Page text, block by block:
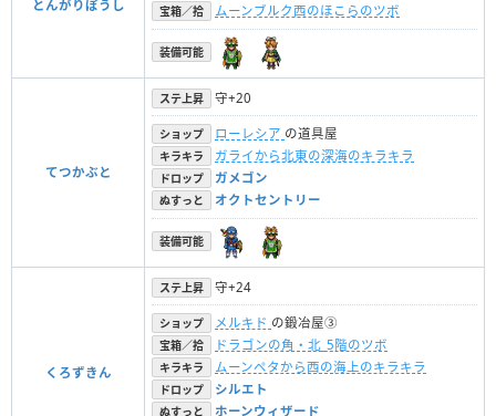
とんがりぼうし 宝箱／拾 ムーンブルク西のほこらのツボ
装備可能
てつかぶと
ステ上昇 守+20
ショップ ローレシア の道具屋
キラキラ ガライから北東の深海のキラキラ
ドロップ ガメゴン
ぬすっと オクトセントリー
装備可能
くろずきん
ステ上昇 守+24
ショップ メルキド の鍛冶屋③
宝箱／拾 ドラゴンの角・北_5階のツボ
キラキラ ムーンペタから西の海上のキラキラ
ドロップ シルエト
ぬすっと ホーンウィザード